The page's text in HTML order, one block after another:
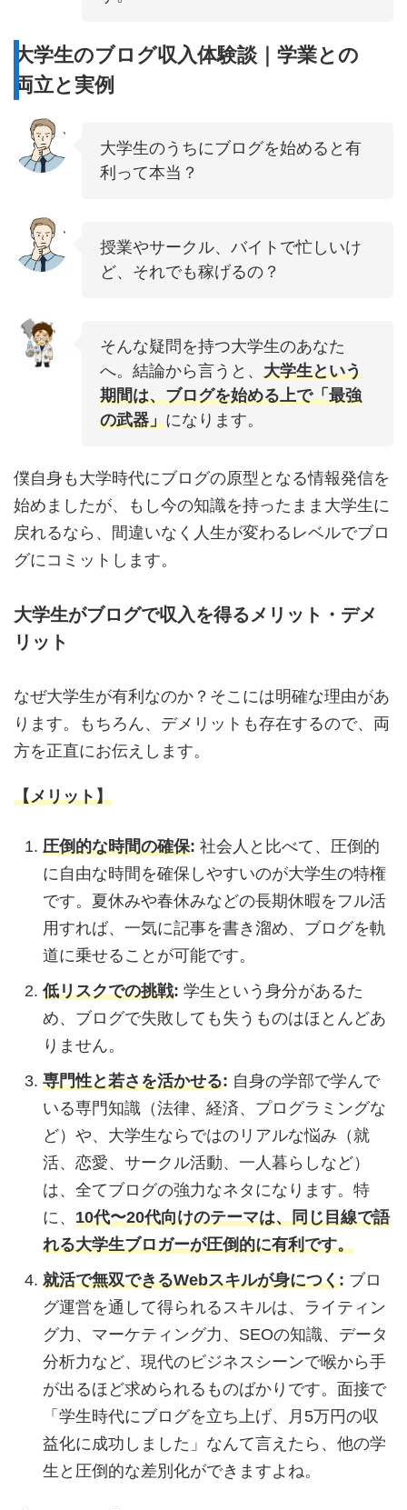
大学生のブログ収入体験談｜学業との
両立と実例
大学生のうちにブログを始めると有
利って本当？
授業やサークル、バイトで忙しいけ
ど、それでも稼げるの？
そんな疑問を持つ大学生のあなた
へ。結論から言うと、 大学生という
期間は、ブログを始める上で「最強
の武器」になります。
僕自身も大学時代にブログの原型となる情報発信を
始めましたが、もし今の知識を持ったまま大学生に
戻れるなら、間違いなく人生が変わるレベルでブロ
グにコミットします。
大学生がブログで収入を得るメリット・デメ
リット
なぜ大学生が有利なのか？そこには明確な理由があ
ります。もちろん、デメリットも存在するので、両
方を正直にお伝えします。
【メリット】
圧倒的な時間の確保: 社会人と比べて、圧倒的
に自由な時間を確保しやすいのが大学生の特権
です。夏休みや春休みなどの長期休暇をフル活
用すれば、一気に記事を書き溜め、ブログを軌
道に乗せることが可能です。
低リスクでの挑戦: 学生という身分があるた
め、ブログで失敗しても失うものはほとんどあ
りません。
専門性と若さを活かせる: 自身の学部で学んで
いる専門知識（法律、経済、プログラミングな
ど）や、大学生ならではのリアルな悩み（就
活、恋愛、サークル活動、一人暮らしなど）
は、全てブログの強力なネタになります。特
に、 10代〜20代向けのテーマは、同じ目線で語
れる大学生ブロガーが圧倒的に有利です。
就活で無双できるWebスキルが身につく: ブロ
グ運営を通して得られるスキルは、ライティン
グ力、マーケティング力、SEOの知識、データ
分析力など、現代のビジネスシーンで喉から手
が出るほど求められるものばかりです。面接で
「学生時代にブログを立ち上げ、月5万円の収
益化に成功しました」なんて言えたら、他の学
生と圧倒的な差別化ができますよね。